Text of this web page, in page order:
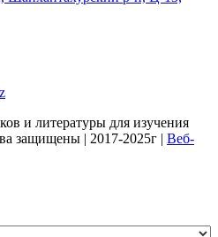
и литературы для изучения
защищены | 2017-2025г | Веб-